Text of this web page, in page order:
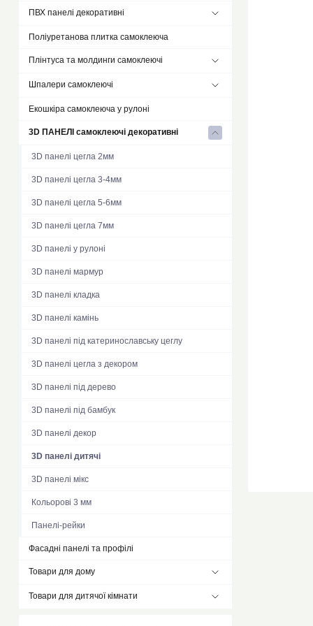
Композитна плитка
Підлоговий вінил у рулонах самоклеючий
LVT плитка для підлоги самоклеюча
Ковролін плитка самоклеюча
Підлоговий пазл
Плівка віконна
Плівка на самоклейці
ПВХ панелі декоративні
ПВХ панелі самоклеюча 30х30см
ПВХ панелі 96х48см
Поліуретанова плитка самоклеюча
Плінтуса та молдинги самоклеючі
Вініловий молдинг
Плінтус
Шпалери самоклеючі
Лляні шпалери самоклеючі
Фактурні шпалери самоклеючі
Екошкіра самоклеюча у рулоні
3D ПАНЕЛІ самоклеючі декоративні
3D панелі цегла 2мм
3D панелі цегла 3-4мм
3D панелі цегла 5-6мм
3D панелі цегла 7мм
3D панелі у рулоні
3D панелі мармур
3D панелі кладка
3D панелі камінь
3D панелі під катеринославську цеглу
3D панелі цегла з декором
3D панелі під дерево
3D панелі під бамбук
3D панелі декор
3D панелі дитячі
3D панелі мікс
Кольорові 3 мм
Панелі-рейки
Фасадні панелі та профілі
Товари для дому
Вологопоглинаючий килимок
Товари для дитячої кімнати